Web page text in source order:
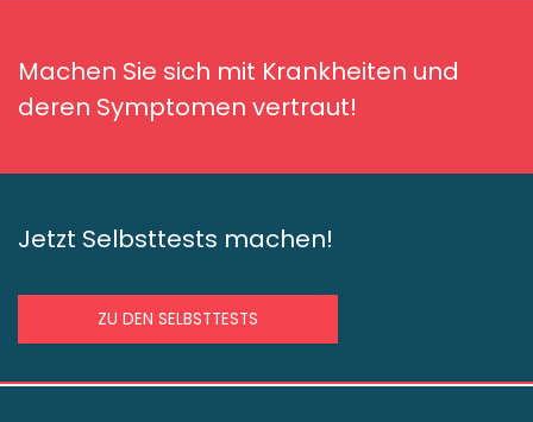
Machen Sie sich mit Krankheiten und
deren Symptomen vertraut!
Jetzt Selbsttests machen!
ZU DEN SELBSTTESTS